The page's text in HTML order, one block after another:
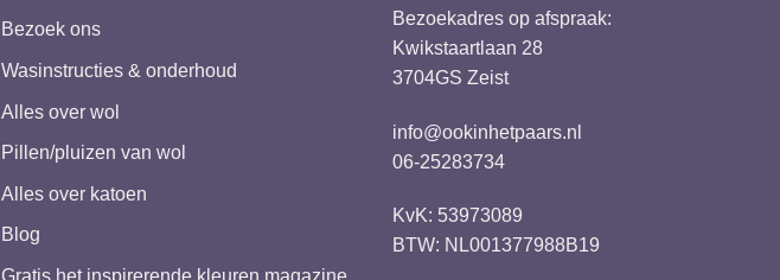
Bezoek ons
Wasinstructies & onderhoud
Alles over wol
Pillen/pluizen van wol
Alles over katoen
Blog
Gratis het inspirerende kleuren magazine
Bezoekadres op afspraak:
Kwikstaartlaan 28
3704GS Zeist
info@ookinhetpaars.nl
06-25283734
KvK: 53973089
BTW: NL001377988B19